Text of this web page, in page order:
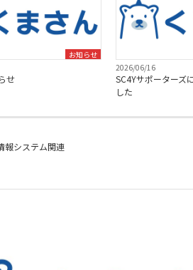
お知らせ
せ
2026/06/16
SC4Yサポーターズ
した
報システム関連